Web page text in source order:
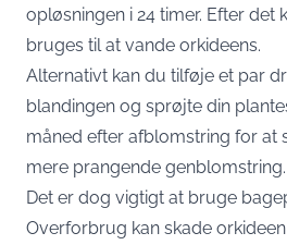
opløsningen i 24 timer. Efter det
bruges til at vande orkideens.
Alternativt kan du tilføje et par
blandingen og sprøjte din
måned efter afblomstring for at
mere prangende genblomstring.
Det er dog vigtigt at bruge
Overforbrug kan skade